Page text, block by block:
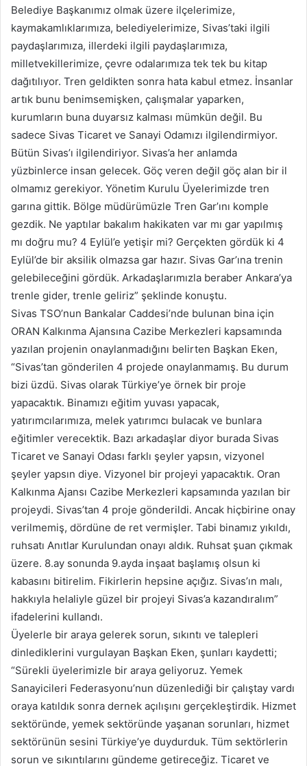
Belediye Başkanımız olmak üzere ilçelerimize,
kaymakamlıklarımıza, belediyelerimize, Sivas’taki ilgili
paydaşlarımıza, illerdeki ilgili paydaşlarımıza,
milletvekillerimize, çevre odalarımıza tek tek bu kitap
dağıtılıyor. Tren geldikten sonra hata kabul etmez. İnsanlar
artık bunu benimsemişken, çalışmalar yaparken,
kurumların buna duyarsız kalması mümkün değil. Bu
sadece Sivas Ticaret ve Sanayi Odamızı ilgilendirmiyor.
Bütün Sivas’ı ilgilendiriyor. Sivas’a her anlamda
yüzbinlerce insan gelecek. Göç veren değil göç alan bir il
olmamız gerekiyor. Yönetim Kurulu Üyelerimizde tren
garına gittik. Bölge müdürümüzle Tren Gar’ını komple
gezdik. Ne yaptılar bakalım hakikaten var mı gar yapılmış
mı doğru mu? 4 Eylül’e yetişir mi? Gerçekten gördük ki 4
Eylül’de bir aksilik olmazsa gar hazır. Sivas Gar’ına trenin
gelebileceğini gördük. Arkadaşlarımızla beraber Ankara’ya
trenle gider, trenle geliriz” şeklinde konuştu.
Sivas TSO’nun Bankalar Caddesi’nde bulunan bina için
ORAN Kalkınma Ajansına Cazibe Merkezleri kapsamında
yazılan projenin onaylanmadığını belirten Başkan Eken,
“Sivas’tan gönderilen 4 projede onaylanmamış. Bu durum
bizi üzdü. Sivas olarak Türkiye’ye örnek bir proje
yapacaktık. Binamızı eğitim yuvası yapacak,
yatırımcılarımıza, melek yatırımcı bulacak ve bunlara
eğitimler verecektik. Bazı arkadaşlar diyor burada Sivas
Ticaret ve Sanayi Odası farklı şeyler yapsın, vizyonel
şeyler yapsın diye. Vizyonel bir projeyi yapacaktık. Oran
Kalkınma Ajansı Cazibe Merkezleri kapsamında yazılan bir
projeydi. Sivas’tan 4 proje gönderildi. Ancak hiçbirine onay
verilmemiş, dördüne de ret vermişler. Tabi binamız yıkıldı,
ruhsatı Anıtlar Kurulundan onayı aldık. Ruhsat şuan çıkmak
üzere. 8.ay sonunda 9.ayda inşaat başlamış olsun ki
kabasını bitirelim. Fikirlerin hepsine açığız. Sivas’ın malı,
hakkıyla helaliyle güzel bir projeyi Sivas’a kazandıralım”
ifadelerini kullandı.
Üyelerle bir araya gelerek sorun, sıkıntı ve talepleri
dinlediklerini vurgulayan Başkan Eken, şunları kaydetti;
“Sürekli üyelerimizle bir araya geliyoruz. Yemek
Sanayicileri Federasyonu’nun düzenlediği bir çalıştay vardı
oraya katıldık sonra dernek açılışını gerçekleştirdik. Hizmet
sektöründe, yemek sektöründe yaşanan sorunları, hizmet
sektörünün sesini Türkiye’ye duydurduk. Tüm sektörlerin
sorun ve sıkıntılarını gündeme getireceğiz. Ticaret ve